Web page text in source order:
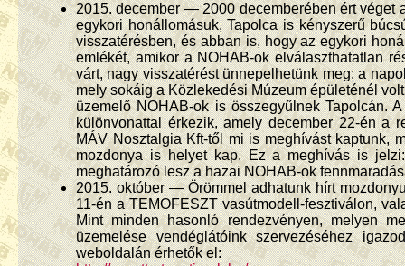
2015. december — 2000 decemberében ért véget
egykori honállomásuk, Tapolca is kényszerű
visszatérésben, és abban is, hogy az egykori
emlékét, amikor a NOHAB-ok elválaszthatatlan
várt, nagy visszatérést ünnepelhetünk meg: a
mely sokáig a Közlekedési Múzeum épületénél
üzemelő NOHAB-ok is összegyűlnek Tapolcán.
különvonattal érkezik, amely december 22-én a
MÁV Nosztalgia Kft-től mi is meghívást kaptunk,
mozdonya is helyet kap. Ez a meghívás is
meghatározó lesz a hazai NOHAB-ok
2015. október — Örömmel adhatunk hírt
11-én a TEMOFESZT vasútmodell-fesztiválon,
Mint minden hasonló rendezvényen, melyen
üzemelése vendéglátóink szervezéséhez
weboldalán érhetők el: